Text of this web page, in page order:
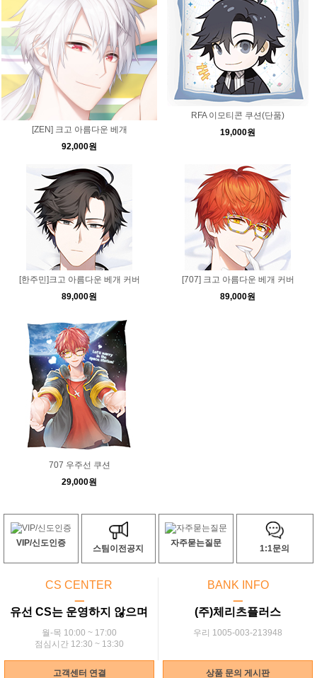
[ZEN] 크고 아름다운 베개
92,000원
RFA 이모티콘 쿠션(단품)
19,000원
[한주민]크고 아름다운 베개 커버
89,000원
[707] 크고 아름다운 베개 커버
89,000원
707 우주선 쿠션
29,000원
VIP/신도인증
스팀이전공지
자주묻는질문
1:1문의
CS CENTER
ㅡ
유선 CS는 운영하지 않으며
월-목 10:00 ~ 17:00
점심시간 12:30 ~ 13:30
BANK INFO
ㅡ
(주)체리츠플러스
우리 1005-003-213948
고객센터 연결 상품 문의 게시판